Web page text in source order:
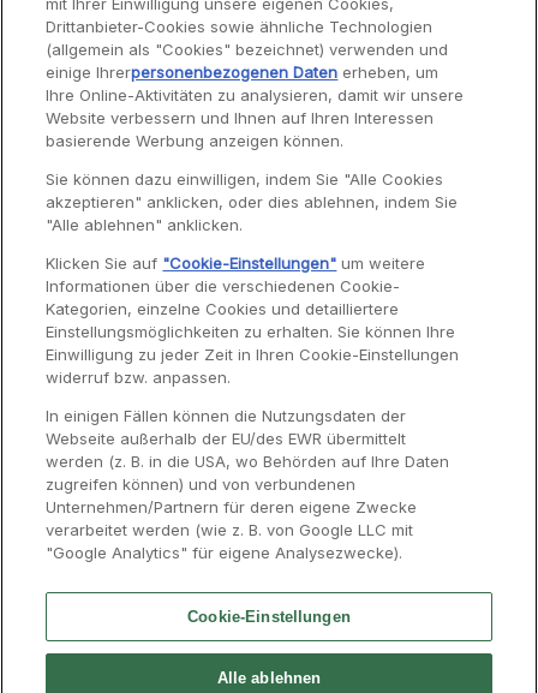
benachrichtigen Sie mich
Service
Garantie
Reparaturen
Bedienungsanleitungen
Häufig gestellte Fragen
Kontaktseite
Impressum Groupe SEB
Drittanbieter-Cookies sowie ähnliche Technologien
(allgemein als "Cookies" bezeichnet) verwenden und
einige Ihrerpersonenbezogenen Daten erheben, um
Ihre Online-Aktivitäten zu analysieren, damit wir unsere
Website verbessern und Ihnen auf Ihren Interessen
basierende Werbung anzeigen können.
Sie können dazu einwilligen, indem Sie "Alle Cookies
akzeptieren" anklicken, oder dies ablehnen, indem Sie
"Alle ablehnen" anklicken.
Klicken Sie auf "Cookie-Einstellungen" um weitere
Informationen über die verschiedenen Cookie-
Kategorien, einzelne Cookies und detailliertere
Einstellungsmöglichkeiten zu erhalten. Sie können Ihre
Einwilligung zu jeder Zeit in Ihren Cookie-Einstellungen
widerruf bzw. anpassen.
In einigen Fällen können die Nutzungsdaten der
Webseite außerhalb der EU/des EWR übermittelt
werden (z. B. in die USA, wo Behörden auf Ihre Daten
zugreifen können) und von verbundenen
Unternehmen/Partnern für deren eigene Zwecke
verarbeitet werden (wie z. B. von Google LLC mit
"Google Analytics" für eigene Analysezwecke).
Cookie-Einstellungen
Alle ablehnen